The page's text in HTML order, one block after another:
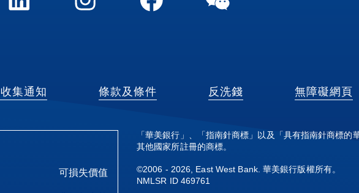
集通知 條款及條件 反洗錢 無障礙網頁
可損失價值
「華美銀行」、「指南針商標」以及「具有指南針商標的
其他國家所註冊的商標。
©2006 - 2026, East West Bank. 華美銀行版權所有。
NMLSR ID 469761